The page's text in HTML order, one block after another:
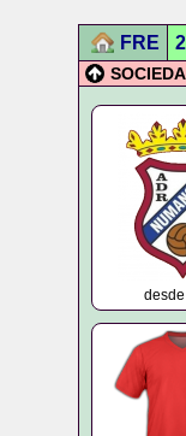
FRE